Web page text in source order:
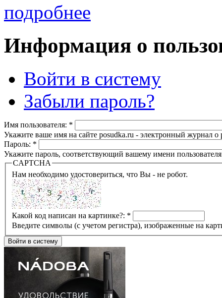
подробнее
Информация о
Войти в систему
Забыли пароль?
Имя пользователя: *
Укажите ваше имя на сайте posudka.ru - электронный журнал
Пароль: *
Укажите пароль, соответствующий вашему имени
CAPTCHA
Нам необходимо удостовериться, что Вы - не робот.
Какой код написан на картинке?: *
Введите символы (с учетом регистра), изображенные на